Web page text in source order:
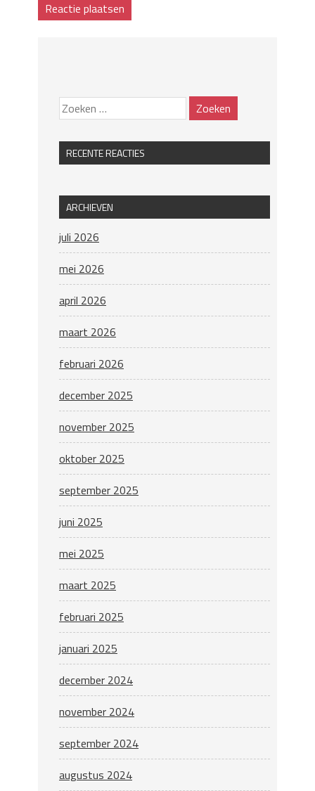
RECENTE REACTIES
ARCHIEVEN
juli 2026
mei 2026
april 2026
maart 2026
februari 2026
december 2025
november 2025
oktober 2025
september 2025
juni 2025
mei 2025
maart 2025
februari 2025
januari 2025
december 2024
november 2024
september 2024
augustus 2024